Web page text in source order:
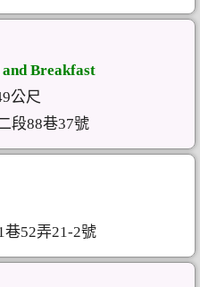
Breakfast
公尺
段88巷37號
巷52弄21-2號